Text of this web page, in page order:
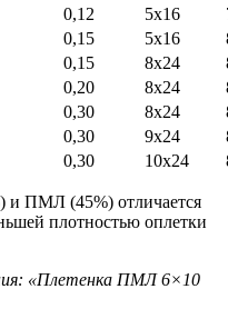
0,12 5х16
0,15 5х16
0,15 8х24
0,20 8х24
0,30 8х24
0,30 9х24
0,30 10х24
ПМЛ (45%) отличается
плотностью оплетки
«Плетенка ПМЛ 6×10